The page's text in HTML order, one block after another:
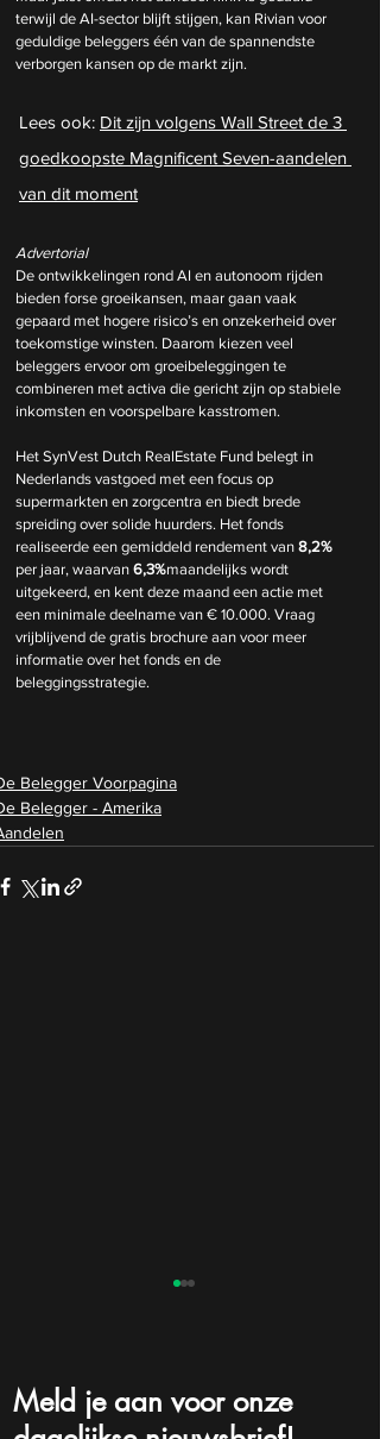
terwijl de AI-sector blijft stijgen, kan Rivian voor
geduldige beleggers één van de spannendste
verborgen kansen op de markt zijn.
Lees ook: Dit zijn volgens Wall Street de 3
goedkoopste Magnificent Seven-aandelen
van dit moment
Advertorial
De ontwikkelingen rond AI en autonoom rijden
bieden forse groeikansen, maar gaan vaak
gepaard met hogere risico’s en onzekerheid over
toekomstige winsten. Daarom kiezen veel
beleggers ervoor om groeibeleggingen te
combineren met activa die gericht zijn op stabiele
inkomsten en voorspelbare kasstromen.
Het SynVest Dutch RealEstate Fund belegt in
Nederlands vastgoed met een focus op
supermarkten en zorgcentra en biedt brede
spreiding over solide huurders. Het fonds
realiseerde een gemiddeld rendement van 8,2%
per jaar, waarvan 6,3%maandelijks wordt
uitgekeerd, en kent deze maand een actie met
een minimale deelname van € 10.000. Vraag
vrijblijvend de gratis brochure aan voor meer
informatie over het fonds en de
beleggingsstrategie.
Belegger Voorpagina
Belegger - Amerika
Meld je aan voor onze